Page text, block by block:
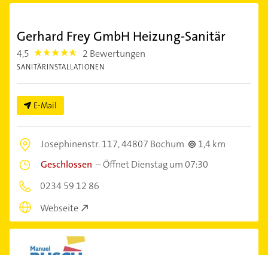
Gerhard Frey GmbH Heizung-Sanitär
4,5 4.5 2 Bewertungen
SANITÄRINSTALLATIONEN
E-Mail
Josephinenstr. 117,44807 Bochum
1,4 km
Geschlossen –Öffnet Dienstag um 07:30
0234 59 12 86
Webseite